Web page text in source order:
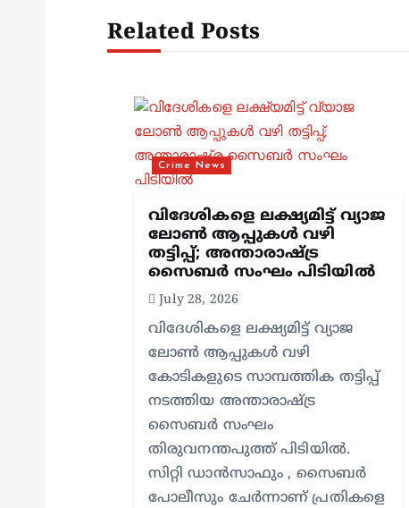
Related Posts
Crime News
വിദേശികളെ ലക്ഷ്യമിട്ട് വ്യാജ
ലോൺ ആപ്പുകൾ വഴി
തട്ടിപ്പ്; അന്താരാഷ്ട്ര
സൈബർ സംഘം പിടിയിൽ
July 28, 2026
വിദേശികളെ ലക്ഷ്യമിട്ട് വ്യാജ
ലോൺ ആപ്പുകൾ വഴി
കോടികളുടെ സാമ്പത്തിക തട്ടിപ്പ്
നടത്തിയ അന്താരാഷ്ട്ര
സൈബർ സംഘം
തിരുവനന്തപുത്ത് പിടിയിൽ.
സിറ്റി ഡാൻസാഫും , സൈബർ
പോലീസും ചേർന്നാണ് പ്രതികളെ